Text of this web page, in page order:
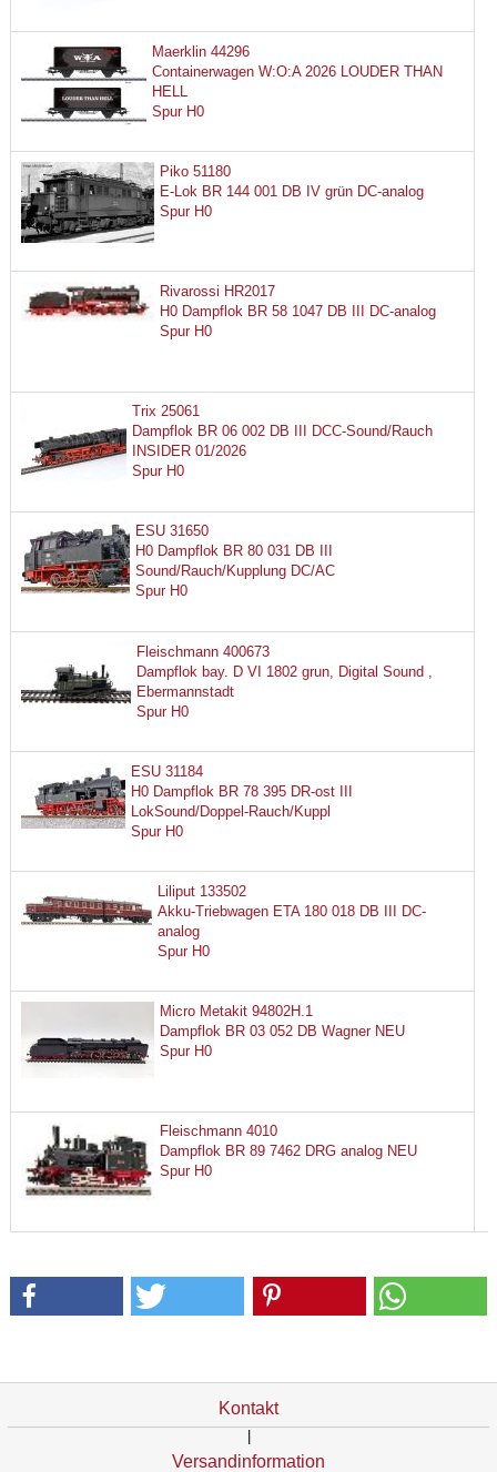
Maerklin 44296
Containerwagen W:O:A 2026 LOUDER THAN
HELL
Spur H0
Piko 51180
E-Lok BR 144 001 DB IV grün DC-analog
Spur H0
Rivarossi HR2017
H0 Dampflok BR 58 1047 DB III DC-analog
Spur H0
Trix 25061
Dampflok BR 06 002 DB III DCC-Sound/Rauch
INSIDER 01/2026
Spur H0
ESU 31650
H0 Dampflok BR 80 031 DB III
Sound/Rauch/Kupplung DC/AC
Spur H0
Fleischmann 400673
Dampflok bay. D VI 1802 grun, Digital Sound ,
Ebermannstadt
Spur H0
ESU 31184
H0 Dampflok BR 78 395 DR-ost III
LokSound/Doppel-Rauch/Kuppl
Spur H0
Liliput 133502
Akku-Triebwagen ETA 180 018 DB III DC-
analog
Spur H0
Micro Metakit 94802H.1
Dampflok BR 03 052 DB Wagner NEU
Spur H0
Fleischmann 4010
Dampflok BR 89 7462 DRG analog NEU
Spur H0
Kontakt
Versandinformation